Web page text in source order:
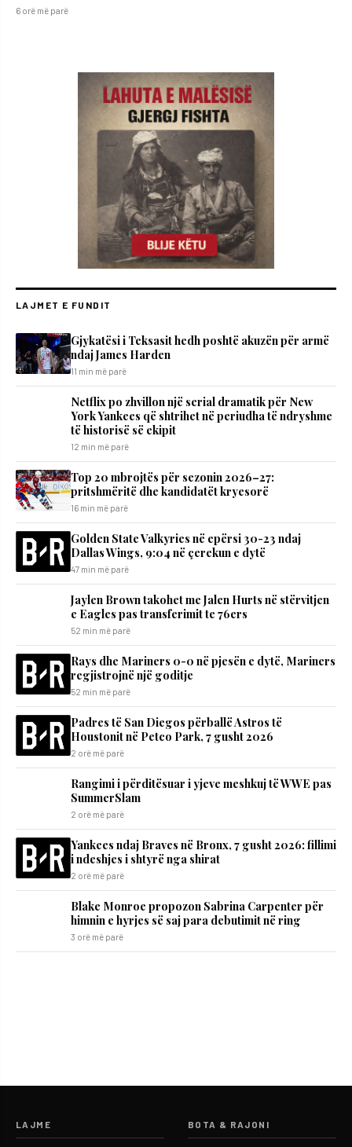
6 orë më parë
LAJMET E FUNDIT
Gjykatësi i Teksasit hedh poshtë akuzën për armë
ndaj James Harden
11 min më parë
Netflix po zhvillon një serial dramatik për New
York Yankees që shtrihet në periudha të ndryshme
të historisë së ekipit
12 min më parë
Top 20 mbrojtës për sezonin 2026–27:
pritshmëritë dhe kandidatët kryesorë
16 min më parë
Golden State Valkyries në epërsi 30-23 ndaj
Dallas Wings, 9:04 në çerekun e dytë
47 min më parë
Jaylen Brown takohet me Jalen Hurts në stërvitjen
e Eagles pas transferimit te 76ers
52 min më parë
Rays dhe Mariners 0-0 në pjesën e dytë, Mariners
regjistrojnë një goditje
52 min më parë
Padres të San Diegos përballë Astros të
Houstonit në Petco Park, 7 gusht 2026
2 orë më parë
Rangimi i përditësuar i yjeve meshkuj të WWE pas
SummerSlam
2 orë më parë
Yankees ndaj Braves në Bronx, 7 gusht 2026: fillimi
i ndeshjes i shtyrë nga shirat
2 orë më parë
Blake Monroe propozon Sabrina Carpenter për
himnin e hyrjes së saj para debutimit në ring
3 orë më parë
LAJME BOTA & RAJONI